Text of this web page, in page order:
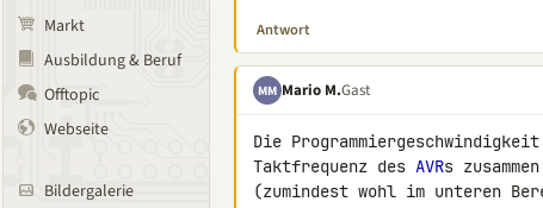
Markt
Ausbildung & Beruf
Offtopic
Webseite
Bildergalerie
Antwort
MM Mario M.Gast
Die
Taktfrequenz des AVRs
(zumindest wohl im unteren